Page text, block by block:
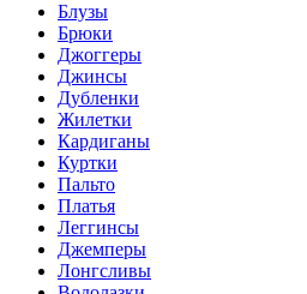
Блузы
Брюки
Джоггеры
Джинсы
Дубленки
Жилетки
Кардиганы
Куртки
Пальто
Платья
Леггинсы
Джемперы
Лонгсливы